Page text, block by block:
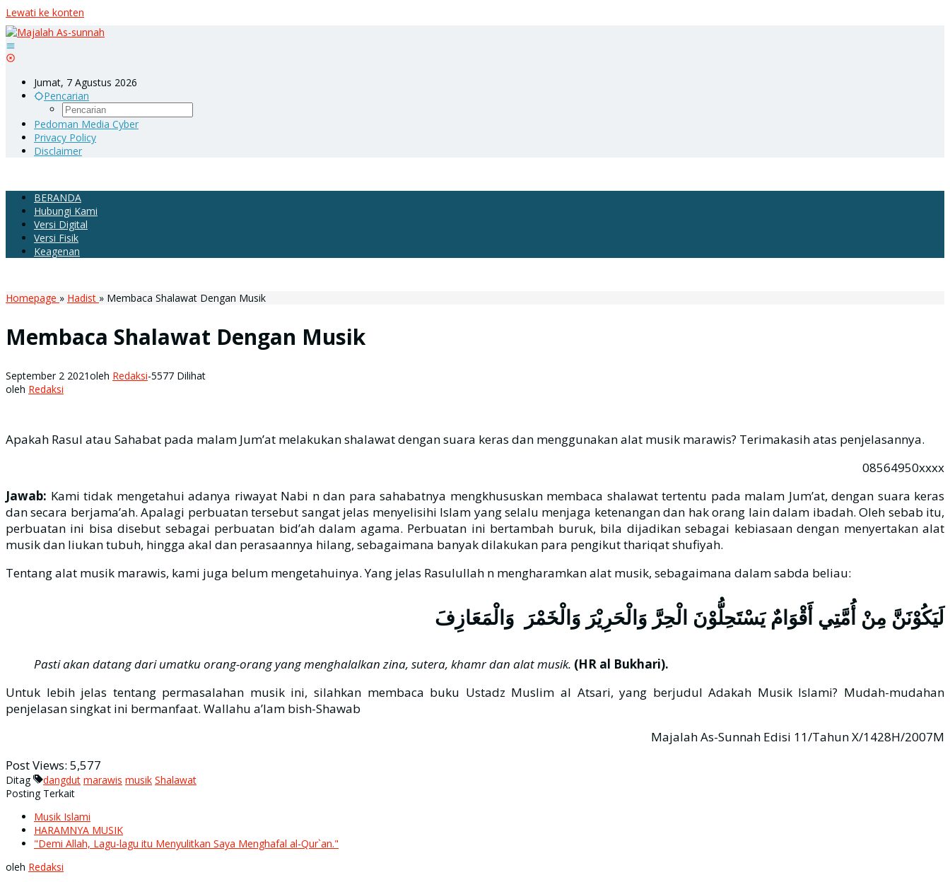
Lewati ke konten
Jumat, 7 Agustus 2026
Pencarian
Pedoman Media Cyber
Privacy Policy
Disclaimer
BERANDA
Hubungi Kami
Versi Digital
Versi Fisik
Keagenan
Homepage » Hadist » Membaca Shalawat Dengan Musik
Membaca Shalawat Dengan Musik
September 2 2021oleh Redaksi-5577 Dilihat
oleh Redaksi
Apakah Rasul atau Sahabat pada malam Jum’at melakukan shalawat dengan suara keras dan menggunakan alat musik marawis? Terimakasih atas penjelasannya.
08564950xxxx
Jawab: Kami tidak mengetahui adanya riwayat Nabi n dan para sahabatnya mengkhususkan membaca shalawat tertentu pada malam Jum’at, dengan suara keras
dan secara berjama’ah. Apalagi perbuatan tersebut sangat jelas menyelisihi Islam yang selalu menjaga ketenangan dan hak orang lain dalam ibadah. Oleh sebab itu,
perbuatan ini bisa disebut sebagai perbuatan bid’ah dalam agama. Perbuatan ini bertambah buruk, bila dijadikan sebagai kebiasaan dengan menyertakan alat
musik dan liukan tubuh, hingga akal dan perasaannya hilang, sebagaimana banyak dilakukan para pengikut thariqat shufiyah.
Tentang alat musik marawis, kami juga belum mengetahuinya. Yang jelas Rasulullah n mengharamkan alat musik, sebagaimana dalam sabda beliau:
لَيَكُوْنَنَّ مِنْ أُمَّتِي أَقْوَامٌ يَسْتَحِلُّوْنَ الْحِرَّ وَالْحَرِيْرَ وَالْخَمْرَ وَالْمَعَازِفَ
Pasti akan datang dari umatku orang-orang yang menghalalkan zina, sutera, khamr dan alat musik. (HR al Bukhari).
Untuk lebih jelas tentang permasalahan musik ini, silahkan membaca buku Ustadz Muslim al Atsari, yang berjudul Adakah Musik Islami? Mudah-mudahan
penjelasan singkat ini bermanfaat. Wallahu a’lam bish-Shawab
Majalah As-Sunnah Edisi 11/Tahun X/1428H/2007M
Post Views: 5,577
Ditag dangdut marawis musik Shalawat
Posting Terkait
Musik Islami
HARAMNYA MUSIK
"Demi Allah, Lagu-lagu itu Menyulitkan Saya Menghafal al-Qur`an."
oleh Redaksi